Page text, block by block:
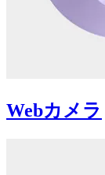
Webカメラ